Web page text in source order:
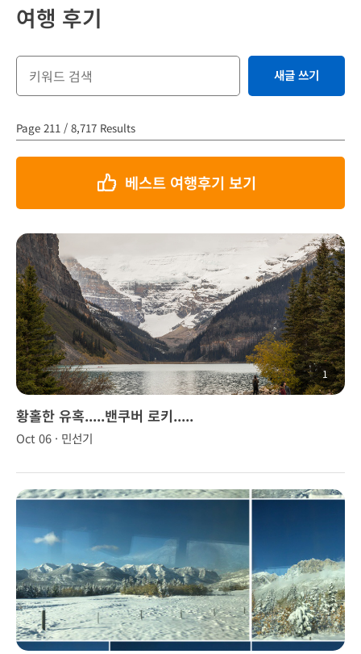
여행 후기
새글 쓰기
Page 211 / 8,717 Results
베스트 여행후기 보기
1
황홀한 유혹.....밴쿠버 로키.....
Oct 06 · 민선기